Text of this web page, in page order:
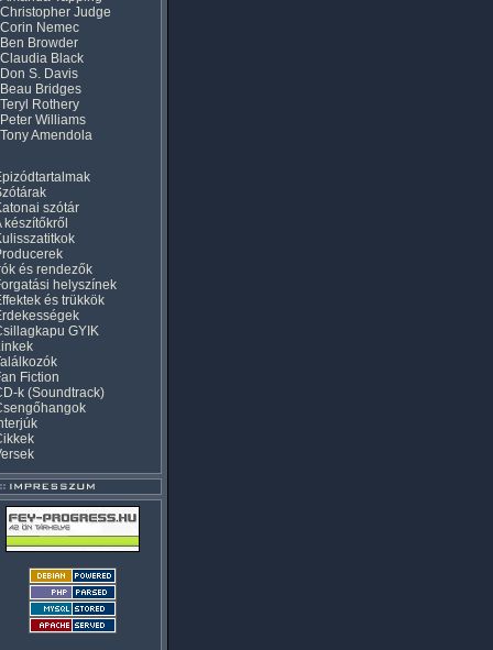
Christopher Judge
Corin Nemec
Ben Browder
Claudia Black
Don S. Davis
Beau Bridges
Teryl Rothery
Peter Williams
Tony Amendola
szótár
készítőkről
és rendezők
helyszínek
és trükkök
GYIK
Fiction
k (Soundtrack)